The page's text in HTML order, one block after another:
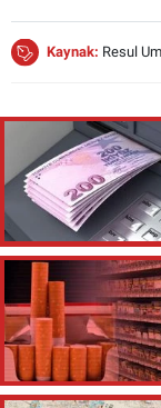
Kaynak: Resul